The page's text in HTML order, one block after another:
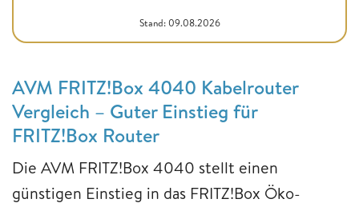
Stand: 09.08.2026
AVM FRITZ!Box 4040 Kabelrouter
Vergleich – Guter Einstieg für
FRITZ!Box Router
Die AVM FRITZ!Box 4040 stellt einen
günstigen Einstieg in das FRITZ!Box Öko-